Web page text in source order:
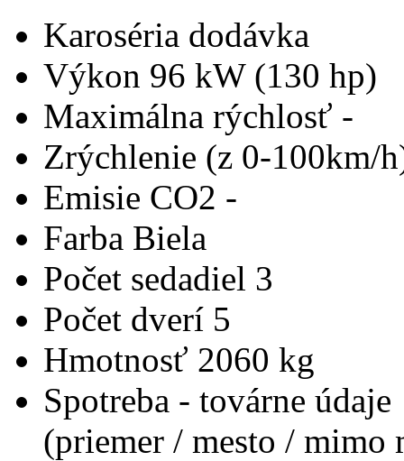
Karoséria dodávka
Výkon 96 kW (130 hp)
Maximálna rýchlosť -
Zrýchlenie (z 0-100km/
Emisie CO2 -
Farba Biela
Počet sedadiel 3
Počet dverí 5
Hmotnosť 2060 kg
Spotreba - továrne údaje
(priemer / mesto / mimo